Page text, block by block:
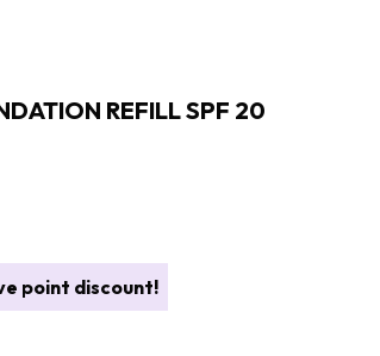
REFILL SPF 20
point discount!